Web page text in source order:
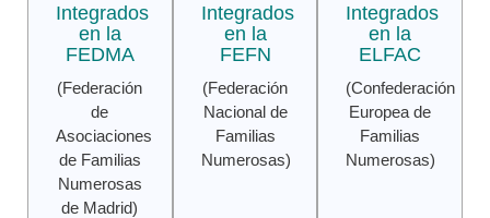
Integrados
en la
FEDMA
(Federación
de
Asociaciones
de Familias
Numerosas
de Madrid)
Integrados
en la
FEFN
(Federación
Nacional de
Familias
Numerosas)
Integrados
en la
ELFAC
(Confederación
Europea de
Familias
Numerosas)